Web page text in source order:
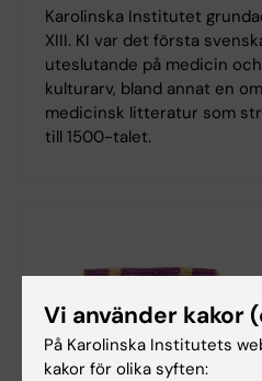
Karolinska Institutet
XIII. KI var det första
uteslutande på medicin
kulturarv, bland annat en
medicinsk litteratur som
till 1500-talet.
Vi använder kakor
På Karolinska Institutets
kakor för olika syften: